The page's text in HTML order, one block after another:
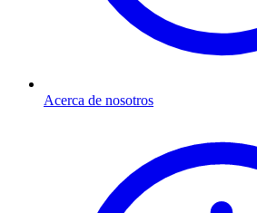
Acerca de nosotros